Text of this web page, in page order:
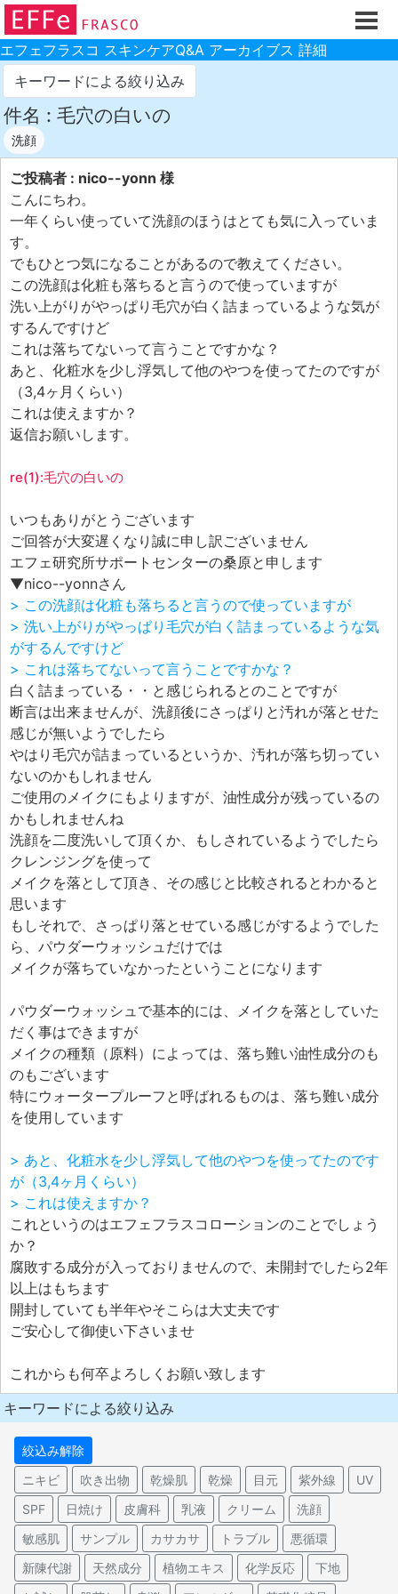
ホーム
ご注文フォーム
初回割引
製品のご案内
お買い物ガイド
スキンケアQ&Aアーカイブス
製品レビュー
スキンケア基礎講座
コスメ辞典 化粧品成分検索
ご購入履歴
ご登録情報
ご紹介(アフェリエイト)制度
エフェ研究所について
お問い合わせフォーム
エフェフラスコ スキンケアQ&A アーカイブス 詳細
キーワードによる絞り込み
件名 : 毛穴の白いの
洗顔
ご投稿者 : nico--yonn 様
こんにちわ。
一年くらい使っていて洗顔のほうはとても気に入っていま
す。
でもひとつ気になることがあるので教えてください。
この洗顔は化粧も落ちると言うので使っていますが
洗い上がりがやっぱり毛穴が白く詰まっているような気が
するんですけど
これは落ちてないって言うことですかな？
あと、化粧水を少し浮気して他のやつを使ってたのですが
（3,4ヶ月くらい）
これは使えますか？
返信お願いします。
re(1):毛穴の白いの
いつもありがとうございます
ご回答が大変遅くなり誠に申し訳ございません
エフェ研究所サポートセンターの桑原と申します
▼nico--yonnさん
> この洗顔は化粧も落ちると言うので使っていますが
> 洗い上がりがやっぱり毛穴が白く詰まっているような気
がするんですけど
> これは落ちてないって言うことですかな？
白く詰まっている・・と感じられるとのことですが
断言は出来ませんが、洗顔後にさっぱりと汚れが落とせた
感じが無いようでしたら
やはり毛穴が詰まっているというか、汚れが落ち切ってい
ないのかもしれません
ご使用のメイクにもよりますが、油性成分が残っているの
かもしれませんね
洗顔を二度洗いして頂くか、もしされているようでしたら
クレンジングを使って
メイクを落として頂き、その感じと比較されるとわかると
思います
もしそれで、さっぱり落とせている感じがするようでした
ら、パウダーウォッシュだけでは
メイクが落ちていなかったということになります
パウダーウォッシュで基本的には、メイクを落としていた
だく事はできますが
メイクの種類（原料）によっては、落ち難い油性成分のも
のもございます
特にウォータープルーフと呼ばれるものは、落ち難い成分
を使用しています
> あと、化粧水を少し浮気して他のやつを使ってたのです
が（3,4ヶ月くらい）
> これは使えますか？
これというのはエフェフラスコローションのことでしょう
か？
腐敗する成分が入っておりませんので、未開封でしたら2年
以上はもちます
開封していても半年やそこらは大丈夫です
ご安心して御使い下さいませ
これからも何卒よろしくお願い致します
キーワードによる絞り込み
絞込み解除
ニキビ
吹き出物 乾燥肌 乾燥 目元 紫外線
UV
SPF
日焼け 皮膚科 乳液 クリーム
洗顔
敏感肌
サンプル カサカサ トラブル
悪循環
新陳代謝
天然成分 植物エキス 化学反応
下地